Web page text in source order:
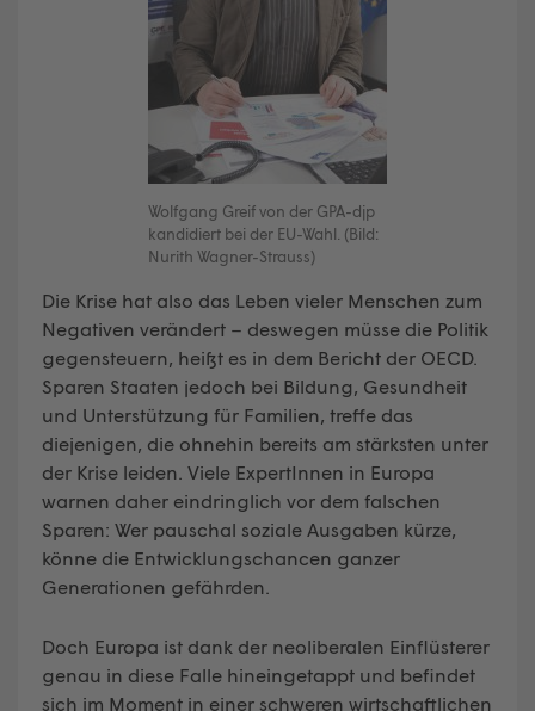
Wolfgang Greif von der GPA-djp
kandidiert bei der EU-Wahl. (Bild:
Nurith Wagner-Strauss)
Die Krise hat also das Leben vieler Menschen zum
Negativen verändert – deswegen müsse die Politik
gegensteuern, heißt es in dem Bericht der OECD.
Sparen Staaten jedoch bei Bildung, Gesundheit
und Unterstützung für Familien, treffe das
diejenigen, die ohnehin bereits am stärksten unter
der Krise leiden. Viele ExpertInnen in Europa
warnen daher eindringlich vor dem falschen
Sparen: Wer pauschal soziale Ausgaben kürze,
könne die Entwicklungschancen ganzer
Generationen gefährden.
Doch Europa ist dank der neoliberalen Einflüsterer
genau in diese Falle hineingetappt und befindet
sich im Moment in einer schweren wirtschaftlichen